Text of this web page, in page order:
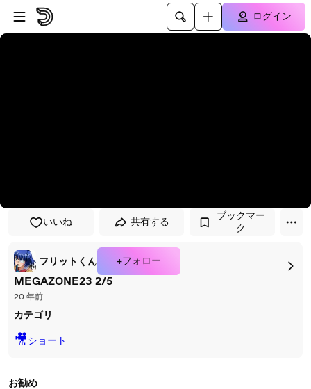
プレイヤーにスキップ
メインコンテンツにスキップ
ログイン
いいね 共有する
ブックマー
ク
フリットくん +フォロー
MEGAZONE23 2/5
20 年前
カテゴリ
🎥ショート
お勧め